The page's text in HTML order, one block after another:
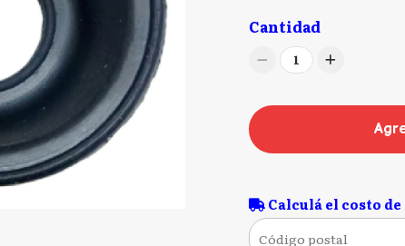
Cantidad
1
Calculá el costo de